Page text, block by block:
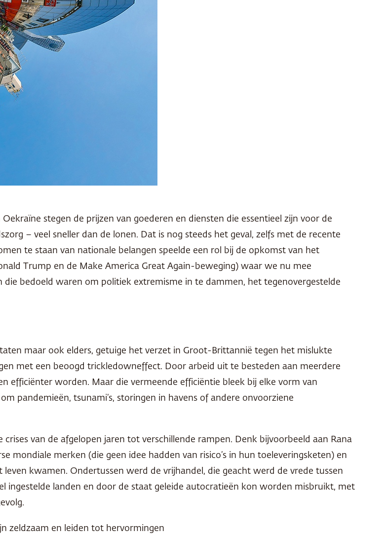
stegen de prijzen van goederen en diensten die essentieel zijn voor de
– veel sneller dan de lonen. Dat is nog steeds het geval, zelfs met de recente
te staan van nationale belangen speelde een rol bij de opkomst van het
Trump en de Make America Great Again-beweging) waar we nu mee
bedoeld waren om politiek extremisme in te dammen, het tegenovergestelde
maar ook elders, getuige het verzet in Groot-Brittannië tegen het mislukte
met een beoogd trickledowneffect. Door arbeid uit te besteden aan meerdere
efficiënter worden. Maar die vermeende efficiëntie bleek bij elke vorm van
pandemieën, tsunami’s, storingen in havens of andere onvoorziene
van de afgelopen jaren tot verschillende rampen. Denk bijvoorbeeld aan Rana
mondiale merken (die geen idee hadden van risico’s in hun toeleveringsketen) en
kwamen. Ondertussen werd de vrijhandel, die geacht werd de vrede tussen
ingestelde landen en door de staat geleide autocratieën kon worden misbruikt, met
zeldzaam en leiden tot hervormingen